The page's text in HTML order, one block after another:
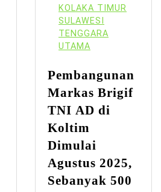
KOLAKA TIMUR
SULAWESI
TENGGARA
UTAMA
Pembangunan
Markas Brigif
TNI AD di
Koltim
Dimulai
Agustus 2025,
Sebanyak 500